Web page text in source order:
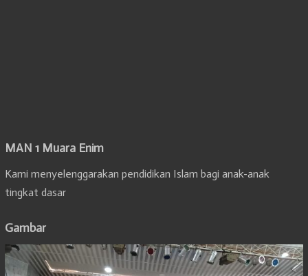
MAN 1 Muara Enim
Kami menyelenggarakan pendidikan Islam bagi anak-anak
tingkat dasar
Gambar